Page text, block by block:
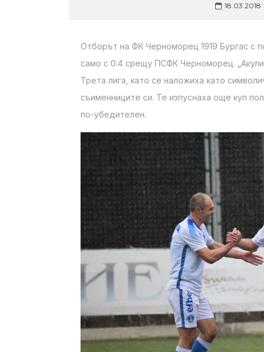
18.03.2018
Отборът на ФК Черноморец 1919 Бургас с
само с 0:4 срещу ПСФК Черноморец.
Трета лига, като се наложиха като
съименниците си. Те изпуснаха още куп
по-убедителен.